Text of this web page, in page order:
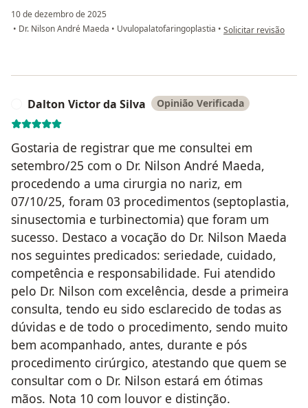
10 de dezembro de 2025
• Dr. Nilson André Maeda • Uvulopalatofaringoplastia • na opinião do
Solicitar revisão
Dalton Victor da Silva Opinião Verificada
Gostaria de registrar que me consultei em
setembro/25 com o Dr. Nilson André Maeda,
procedendo a uma cirurgia no nariz, em
07/10/25, foram 03 procedimentos (septoplastia,
sinusectomia e turbinectomia) que foram um
sucesso. Destaco a vocação do Dr. Nilson Maeda
nos seguintes predicados: seriedade, cuidado,
competência e responsabilidade. Fui atendido
pelo Dr. Nilson com excelência, desde a primeira
consulta, tendo eu sido esclarecido de todas as
dúvidas e de todo o procedimento, sendo muito
bem acompanhado, antes, durante e pós
procedimento cirúrgico, atestando que quem se
consultar com o Dr. Nilson estará em ótimas
mãos. Nota 10 com louvor e distinção.